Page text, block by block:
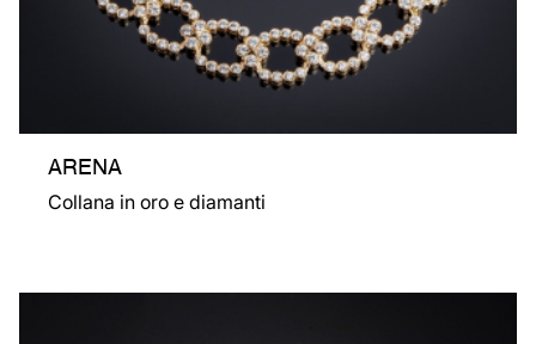
ARENA
Collana in oro e diamanti